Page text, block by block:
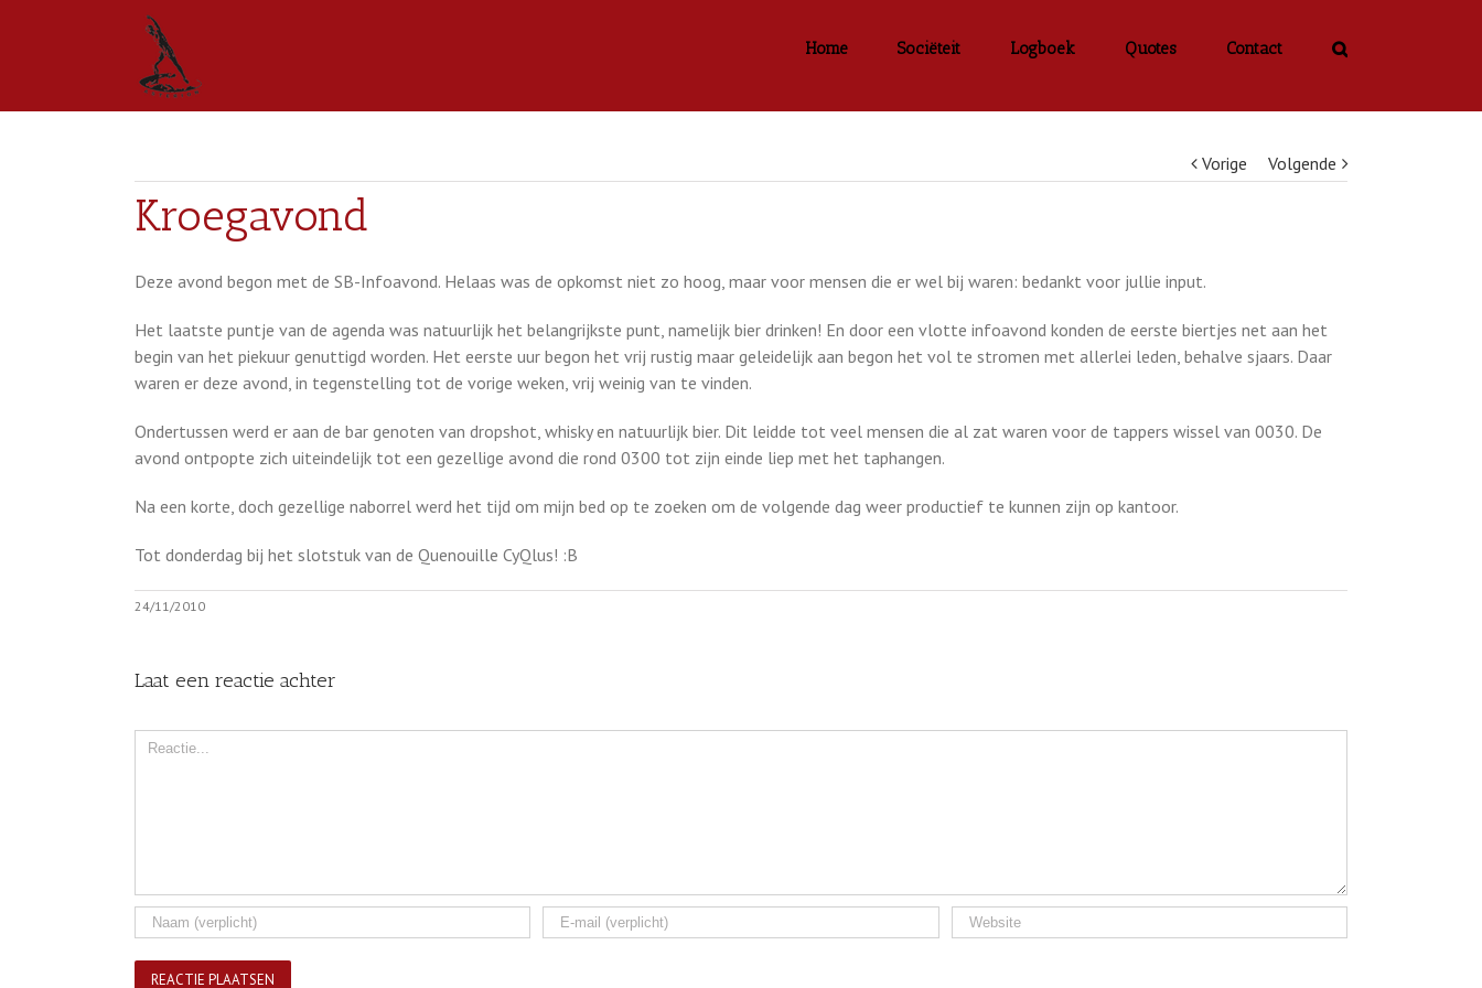
Home Sociëteit Logboek Quotes Contact
Vorige Volgende
Kroegavond
Deze avond begon met de SB-Infoavond. Helaas was de opkomst niet zo hoog, maar voor mensen die er wel bij waren: bedankt voor jullie input.
Het laatste puntje van de agenda was natuurlijk het belangrijkste punt, namelijk bier drinken! En door een vlotte infoavond konden de eerste biertjes net aan het
begin van het piekuur genuttigd worden. Het eerste uur begon het vrij rustig maar geleidelijk aan begon het vol te stromen met allerlei leden, behalve sjaars. Daar
waren er deze avond, in tegenstelling tot de vorige weken, vrij weinig van te vinden.
Ondertussen werd er aan de bar genoten van dropshot, whisky en natuurlijk bier. Dit leidde tot veel mensen die al zat waren voor de tappers wissel van 0030. De
avond ontpopte zich uiteindelijk tot een gezellige avond die rond 0300 tot zijn einde liep met het taphangen.
Na een korte, doch gezellige naborrel werd het tijd om mijn bed op te zoeken om de volgende dag weer productief te kunnen zijn op kantoor.
Tot donderdag bij het slotstuk van de Quenouille CyQlus! :B
24/11/2010
Laat een reactie achter
Comment